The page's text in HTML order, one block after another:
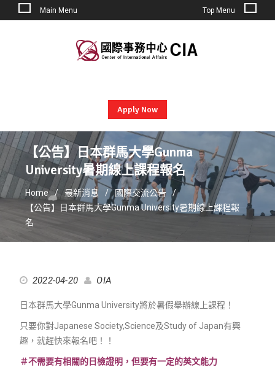
Main Menu Top Menu
Apply Now
【公告】日本群馬大學Gunma
University暑期線上課程報名
Home 最新消息
國際交流公告
【公告】日本群馬大學Gunma University暑期線上課程報
名
2022-04-20 OIA
日本群馬大學Gunma University將於暑假舉辦線上課程！
只要你對Japanese Society,Science及Study of Japan有興
趣，就趕快來報名吧！！
＃不需要有相關的日檢證明，但要有一定的英文能力